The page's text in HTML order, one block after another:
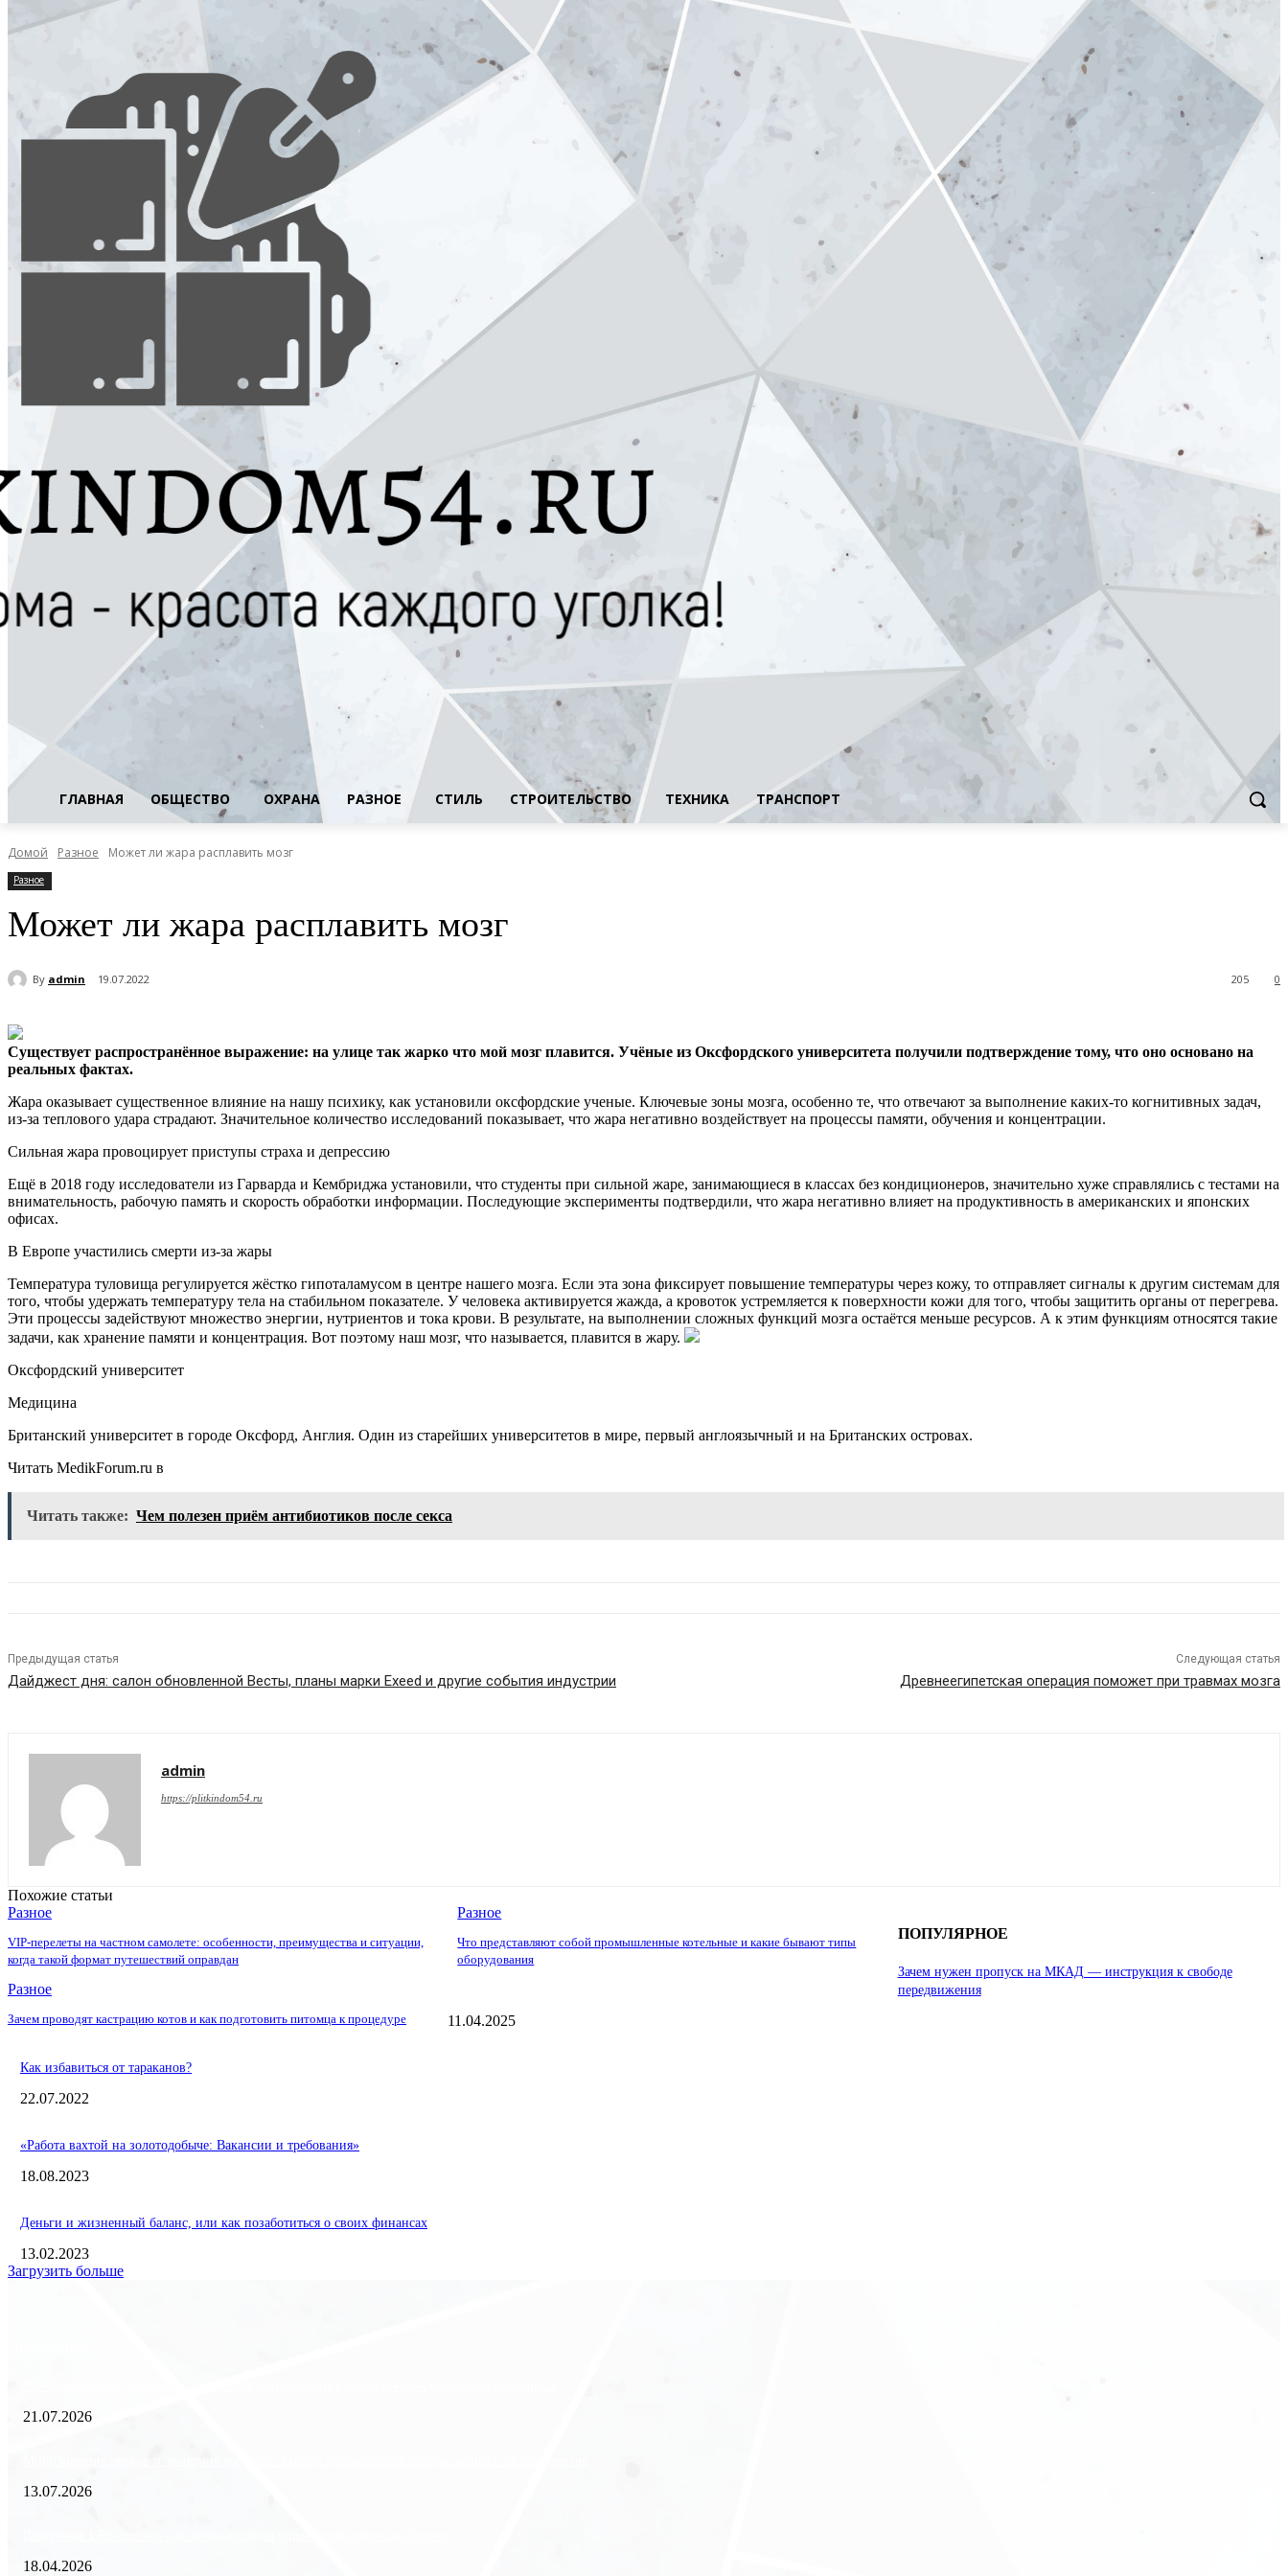
ГЛАВНАЯ ОБЩЕСТВО ОХРАНА РАЗНОЕ СТИЛЬ СТРОИТЕЛЬСТВО ТЕХНИКА ТРАНСПОРТ
Домой Разное Может ли жара расплавить мозг
Разное
Может ли жара расплавить мозг
By admin 19.07.2022 0
205
Существует распространённое выражение: на улице так жарко что мой мозг плавится. Учёные из Оксфордского университета получили подтверждение тому, что оно основано на
реальных фактах.
Жара оказывает существенное влияние на нашу психику, как установили оксфордские ученые. Ключевые зоны мозга, особенно те, что отвечают за выполнение каких-то когнитивных задач,
из-за теплового удара страдают. Значительное количество исследований показывает, что жара негативно воздействует на процессы памяти, обучения и концентрации.
Сильная жара провоцирует приступы страха и депрессию
Ещё в 2018 году исследователи из Гарварда и Кембриджа установили, что студенты при сильной жаре, занимающиеся в классах без кондиционеров, значительно хуже справлялись с тестами на
внимательность, рабочую память и скорость обработки информации. Последующие эксперименты подтвердили, что жара негативно влияет на продуктивность в американских и японских
офисах.
В Европе участились смерти из-за жары
Температура туловища регулируется жёстко гипоталамусом в центре нашего мозга. Если эта зона фиксирует повышение температуры через кожу, то отправляет сигналы к другим системам для
того, чтобы удержать температуру тела на стабильном показателе. У человека активируется жажда, а кровоток устремляется к поверхности кожи для того, чтобы защитить органы от перегрева.
Эти процессы задействуют множество энергии, нутриентов и тока крови. В результате, на выполнении сложных функций мозга остаётся меньше ресурсов. А к этим функциям относятся такие
задачи, как хранение памяти и концентрация. Вот поэтому наш мозг, что называется, плавится в жару.
Оксфордский университет
Медицина
Британский университет в городе Оксфорд, Англия. Один из старейших университетов в мире, первый англоязычный и на Британских островах.
Читать MedikForum.ru в
Читать также: Чем полезен приём антибиотиков после секса
Предыдущая статья
Дайджест дня: салон обновленной Весты, планы марки Exeed и другие события индустрии
Следующая статья
Древнеегипетская операция поможет при травмах мозга
admin
https://plitkindom54.ru
Похожие статьи
Разное
VIP-перелеты на частном самолете: особенности, преимущества и ситуации,
когда такой формат путешествий оправдан
Разное
Что представляют собой промышленные котельные и какие бывают типы
оборудования
Разное
Зачем проводят кастрацию котов и как подготовить питомца к процедуре
ПОПУЛЯРНОЕ
Зачем нужен пропуск на МКАД — инструкция к свободе
передвижения
11.04.2025
Как избавиться от тараканов?
22.07.2022
«Работа вахтой на золотодобыче: Вакансии и требования»
18.08.2023
Деньги и жизненный баланс, или как позаботиться о своих финансах
13.02.2023
Загрузить больше
21.07.2026
13.07.2026
18.04.2026